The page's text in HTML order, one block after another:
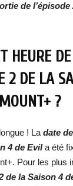
de l’épisode
HEURE
2 DE LA
?
! La date
4 de Evila été
Pour les plus
de la Saison 4